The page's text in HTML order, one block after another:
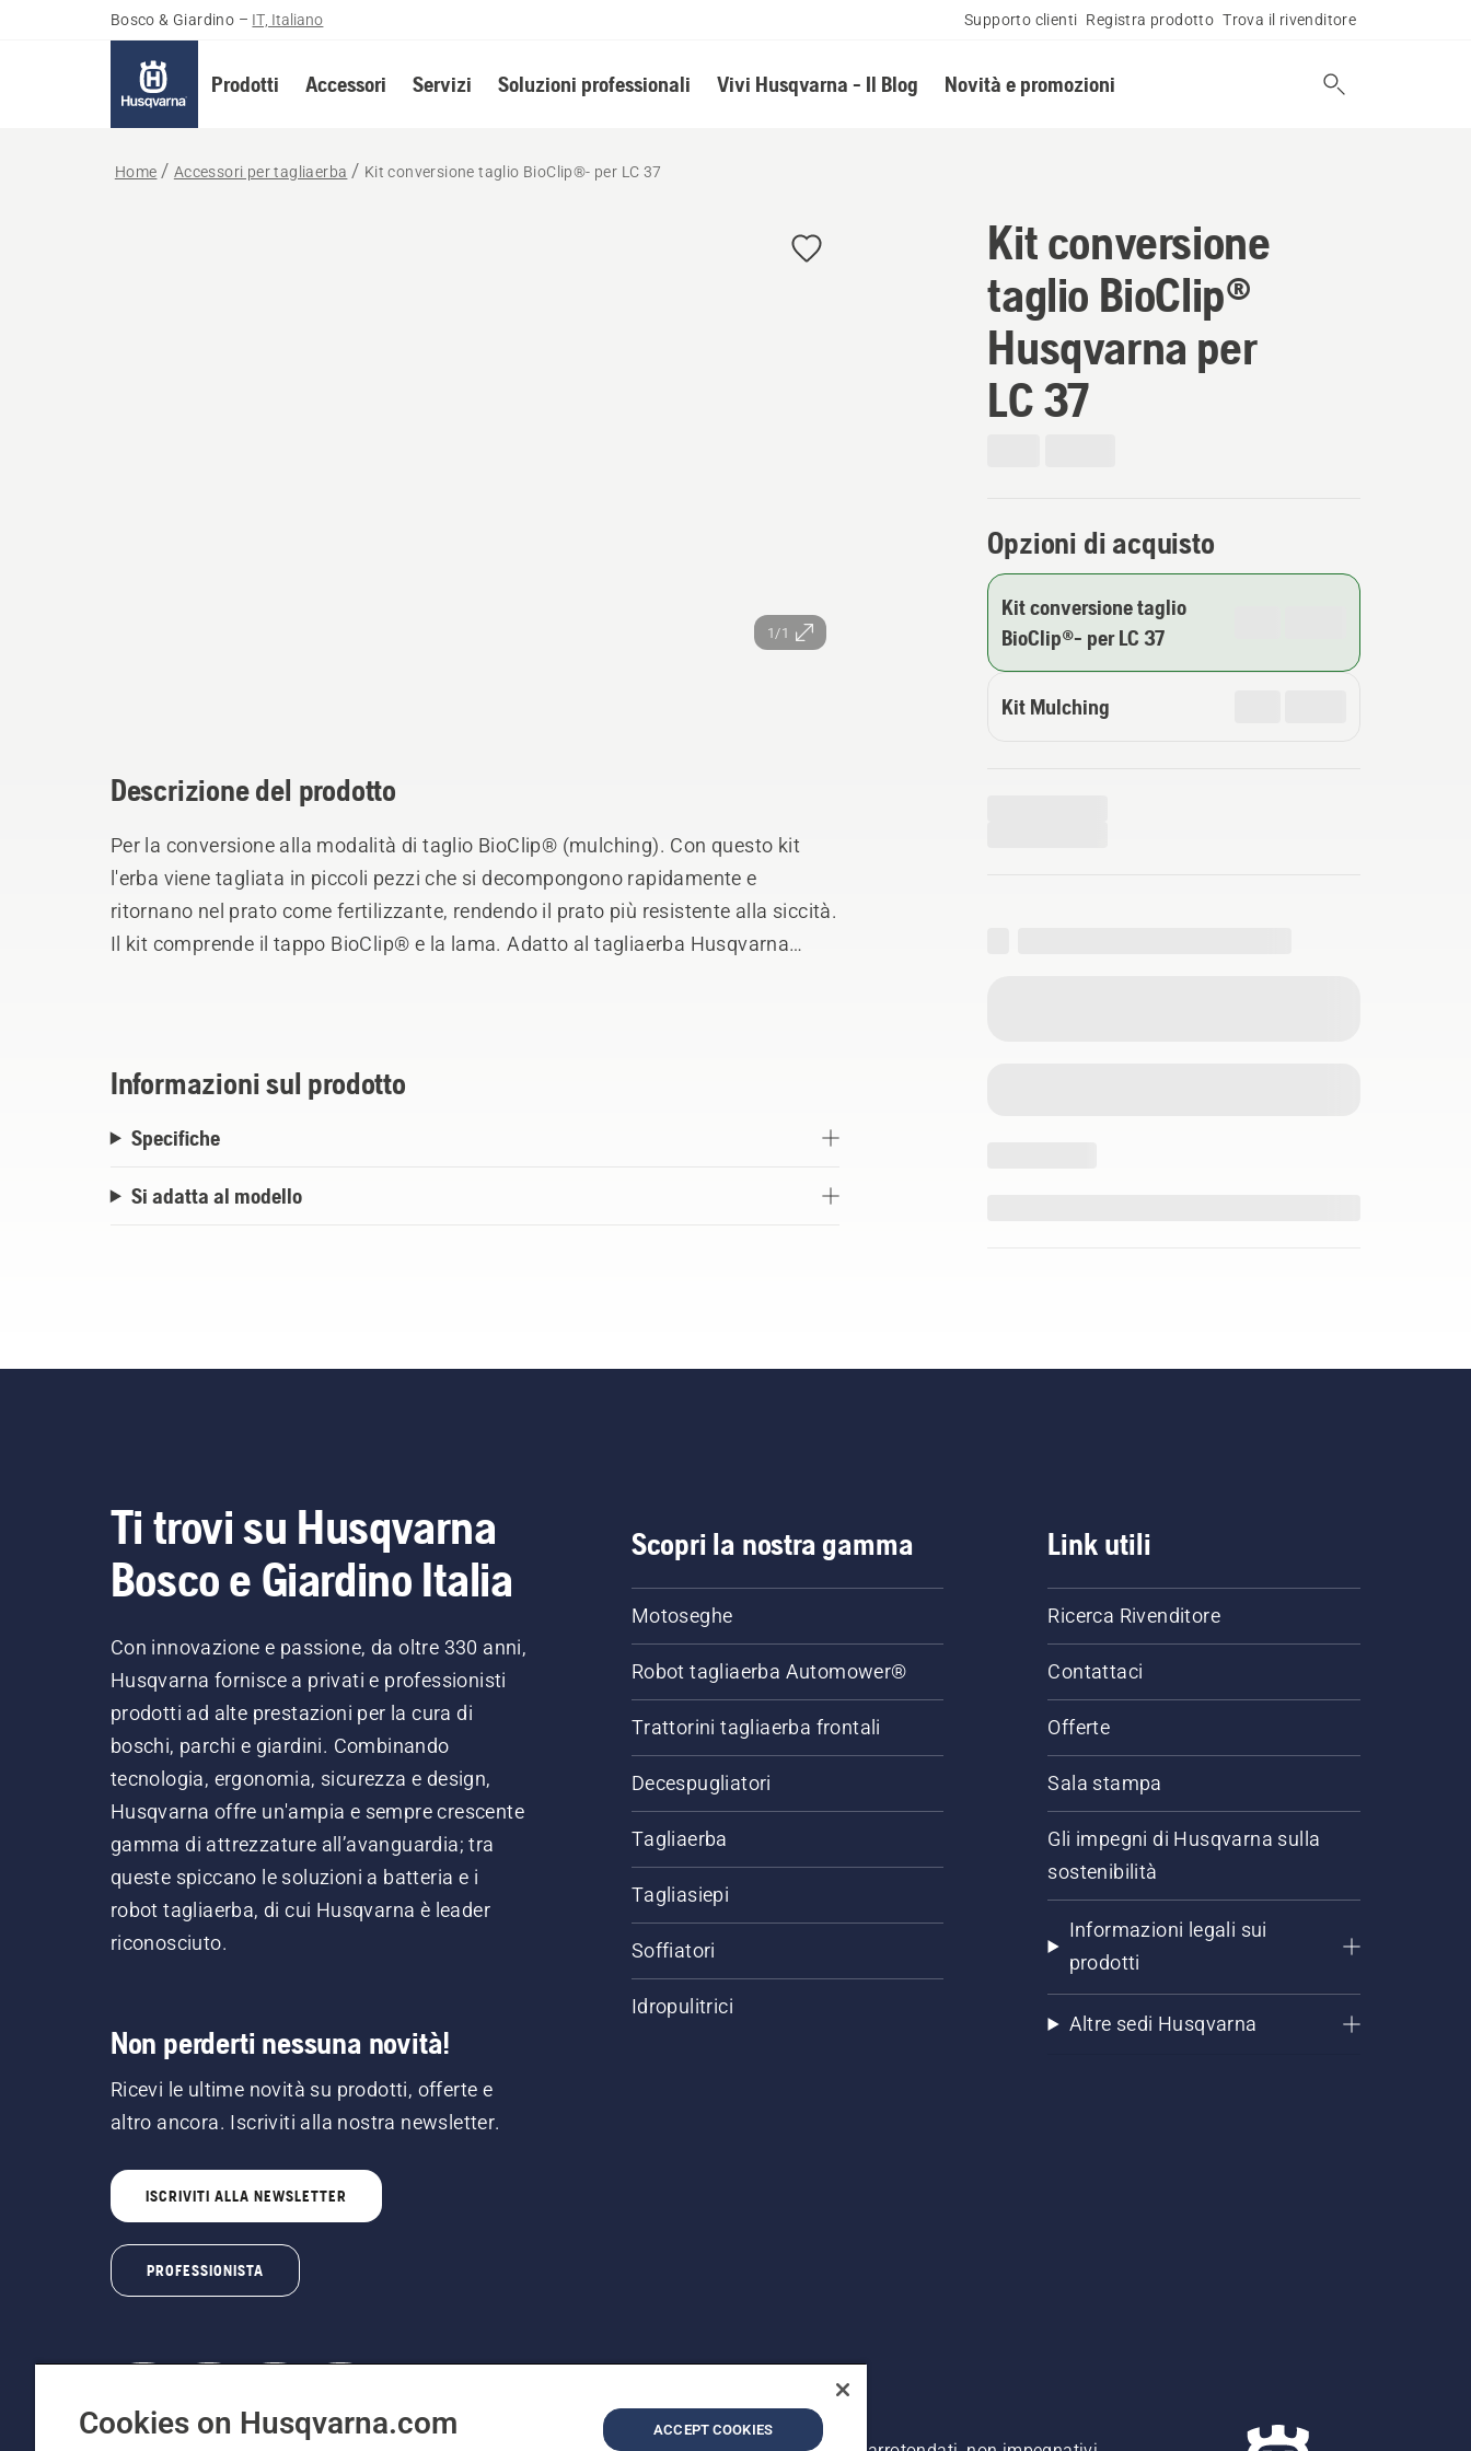
Bosco & Giardino – IT, Italiano Supporto clienti Registra prodotto Trova il rivenditore
Prodotti Accessori Servizi Soluzioni professionali Vivi Husqvarna - Il Blog Novità e promozioni
Home Accessori per tagliaerba Kit conversione taglio BioClip®- per LC 37
1/1
Kit conversione
taglio BioClip®
Husqvarna per
LC 37
Opzioni di acquisto
Kit conversione taglio
BioClip®- per LC 37
Kit Mulching
Descrizione del prodotto
Per la conversione alla modalità di taglio BioClip® (mulching). Con questo kit
l'erba viene tagliata in piccoli pezzi che si decompongono rapidamente e
ritornano nel prato come fertilizzante, rendendo il prato più resistente alla siccità.
Il kit comprende il tappo BioClip® e la lama. Adatto al tagliaerba Husqvarna
Informazioni sul prodotto
Specifiche
Si adatta al modello
Ti trovi su Husqvarna
Bosco e Giardino Italia
Con innovazione e passione, da oltre 330 anni,
Husqvarna fornisce a privati e professionisti
prodotti ad alte prestazioni per la cura di
boschi, parchi e giardini. Combinando
tecnologia, ergonomia, sicurezza e design,
Husqvarna offre un'ampia e sempre crescente
gamma di attrezzature all’avanguardia; tra
queste spiccano le soluzioni a batteria e i
robot tagliaerba, di cui Husqvarna è leader
riconosciuto.
Non perderti nessuna novità!
Ricevi le ultime novità su prodotti, offerte e
altro ancora. Iscriviti alla nostra newsletter.
ISCRIVITI ALLA NEWSLETTER
PROFESSIONISTA
Scopri la nostra gamma
Motoseghe
Robot tagliaerba Automower®
Trattorini tagliaerba frontali
Decespugliatori
Tagliaerba
Tagliasiepi
Soffiatori
Idropulitrici
Link utili
Ricerca Rivenditore
Contattaci
Offerte
Sala stampa
Gli impegni di Husqvarna sulla
sostenibilità
Informazioni legali sui
prodotti
Altre sedi Husqvarna
Cookies on Husqvarna.com ACCEPT COOKIES